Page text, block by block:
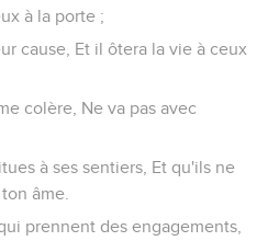
à la porte ;
cause, Et il ôtera la vie à ceux
colère, Ne va pas avec
à ses sentiers, Et qu'ils ne
âme.
prennent des engagements,